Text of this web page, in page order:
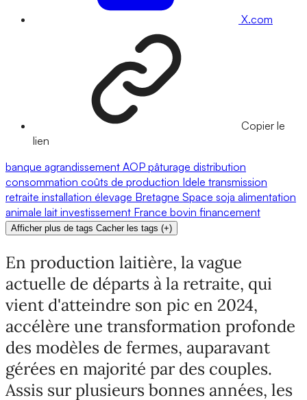
X.com
Copier le
lien
banque agrandissement AOP pâturage distribution
consommation coûts de production Idele transmission
retraite installation élevage Bretagne Space soja alimentation
animale lait investissement France bovin financement
Afficher plus de tags Cacher les tags (+)
En production laitière, la vague
actuelle de départs à la retraite, qui
vient d'atteindre son pic en 2024,
accélère une transformation profonde
des modèles de fermes, auparavant
gérées en majorité par des couples.
Assis sur plusieurs bonnes années, les